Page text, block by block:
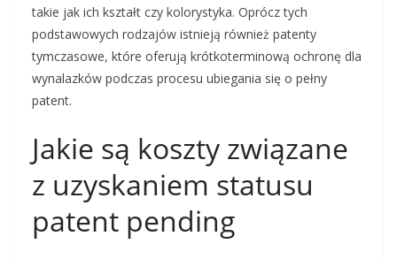
takie jak ich kształt czy kolorystyka. Oprócz tych
podstawowych rodzajów istnieją również patenty
tymczasowe, które oferują krótkoterminową ochronę dla
wynalazków podczas procesu ubiegania się o pełny
patent.
Jakie są koszty związane
z uzyskaniem statusu
patent pending